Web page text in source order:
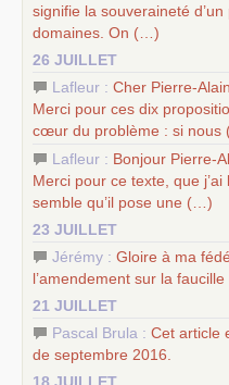
signifie la souveraineté
domaines. On (…)
26 JUILLET
Lafleur : Cher Pierre-Alain,
Merci pour ces dix
cœur du problème : si
Lafleur : Bonjour Pierre-
Merci pour ce texte, que
semble qu’il pose une (…)
23 JUILLET
Jérémy : Gloire à ma
l’amendement sur la
21 JUILLET
Pascal Brula : Cet article
de septembre 2016.
18 JUILLET